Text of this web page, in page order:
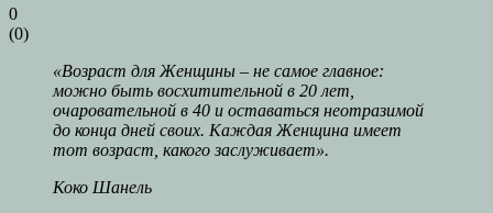
0
(0)
«Возраст для Женщины – не самое главное:
можно быть восхитительной в 20 лет,
очаровательной в 40 и оставаться неотразимой
до конца дней своих. Каждая Женщина имеет
тот возраст, какого заслуживает».
Коко Шанель